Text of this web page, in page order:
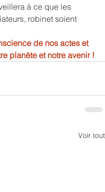
à ce que les
robinet soient
de nos actes et
planète et notre avenir !
Voir tout